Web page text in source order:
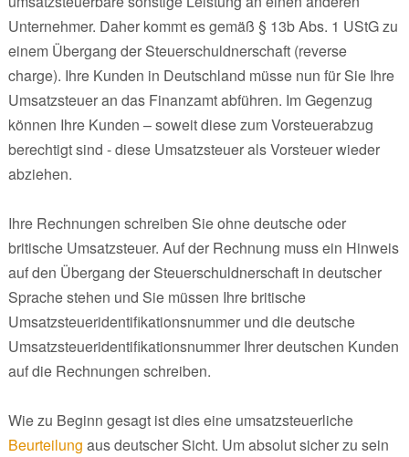
Unternehmer. Daher kommt es gemäß § 13b Abs. 1 UStG zu
einem Übergang der Steuerschuldnerschaft (reverse
charge). Ihre Kunden in Deutschland müsse nun für Sie Ihre
Umsatzsteuer an das Finanzamt abführen. Im Gegenzug
können Ihre Kunden – soweit diese zum Vorsteuerabzug
berechtigt sind - diese Umsatzsteuer als Vorsteuer wieder
abziehen.
Ihre Rechnungen schreiben Sie ohne deutsche oder
britische Umsatzsteuer. Auf der Rechnung muss ein Hinweis
auf den Übergang der Steuerschuldnerschaft in deutscher
Sprache stehen und Sie müssen Ihre britische
Umsatzsteueridentifikationsnummer und die deutsche
Umsatzsteueridentifikationsnummer Ihrer deutschen Kunden
auf die Rechnungen schreiben.
Wie zu Beginn gesagt ist dies eine umsatzsteuerliche
Beurteilung aus deutscher Sicht. Um absolut sicher zu sein